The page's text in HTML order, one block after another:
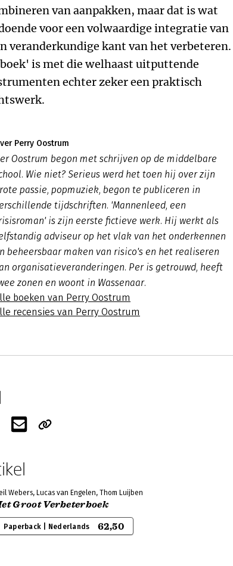
van aanpakken, maar dat is wat
voor een volwaardige integratie van
veranderkundige kant van het verbeteren.
is met die welhaast uitputtende
echter zeker een praktisch
Perry Oostrum
Oostrum begon met schrijven op de middelbare
Wie niet? Serieus werd het toen hij over zijn
passie, popmuziek, begon te publiceren in
tijdschriften. 'Mannenleed, een
is zijn eerste fictieve werk. Hij werkt als
adviseur op het vlak van het onderkennen
beheersbaar maken van risico's en het realiseren
organisatieveranderingen. Per is getrouwd, heeft
zonen en woont in Wassenaar.
boeken van Perry Oostrum
recensies van Perry Oostrum
Webers, Lucas van Engelen, Thom Luijben
Groot Verbeterboek
Paperback | Nederlands 62,50